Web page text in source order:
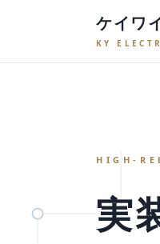
ケイワ
KY
HIGH-
実